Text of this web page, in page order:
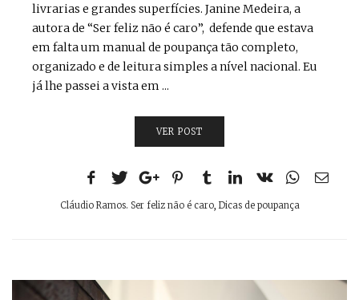
livrarias e grandes superfícies. Janine Medeira, a
autora de “Ser feliz não é caro”, defende que estava
em falta um manual de poupança tão completo,
organizado e de leitura simples a nível nacional. Eu
já lhe passei a vista em ...
VER POST
Cláudio Ramos. Ser feliz não é caro, Dicas de poupança